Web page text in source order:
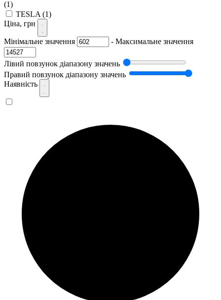
(1)
TESLA (1)
Ціна, грн
Мінімальне значення - Максимальне значення
Лівий повзунок діапазону значень
Правий повзунок діапазону значень
Наявність